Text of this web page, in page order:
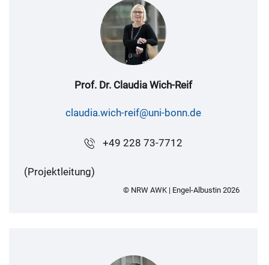
Prof. Dr. Claudia Wich-Reif
claudia.wich-reif@uni-bonn.de
+49 228 73-7712
(Projektleitung)
© NRW AWK | Engel-Albustin 2026